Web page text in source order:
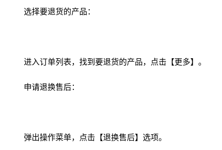
选择要退货的产品：
进入订单列表，找到要退货的产品，点击【更多】。
申请退换售后：
弹出操作菜单，点击【退换售后】选项。